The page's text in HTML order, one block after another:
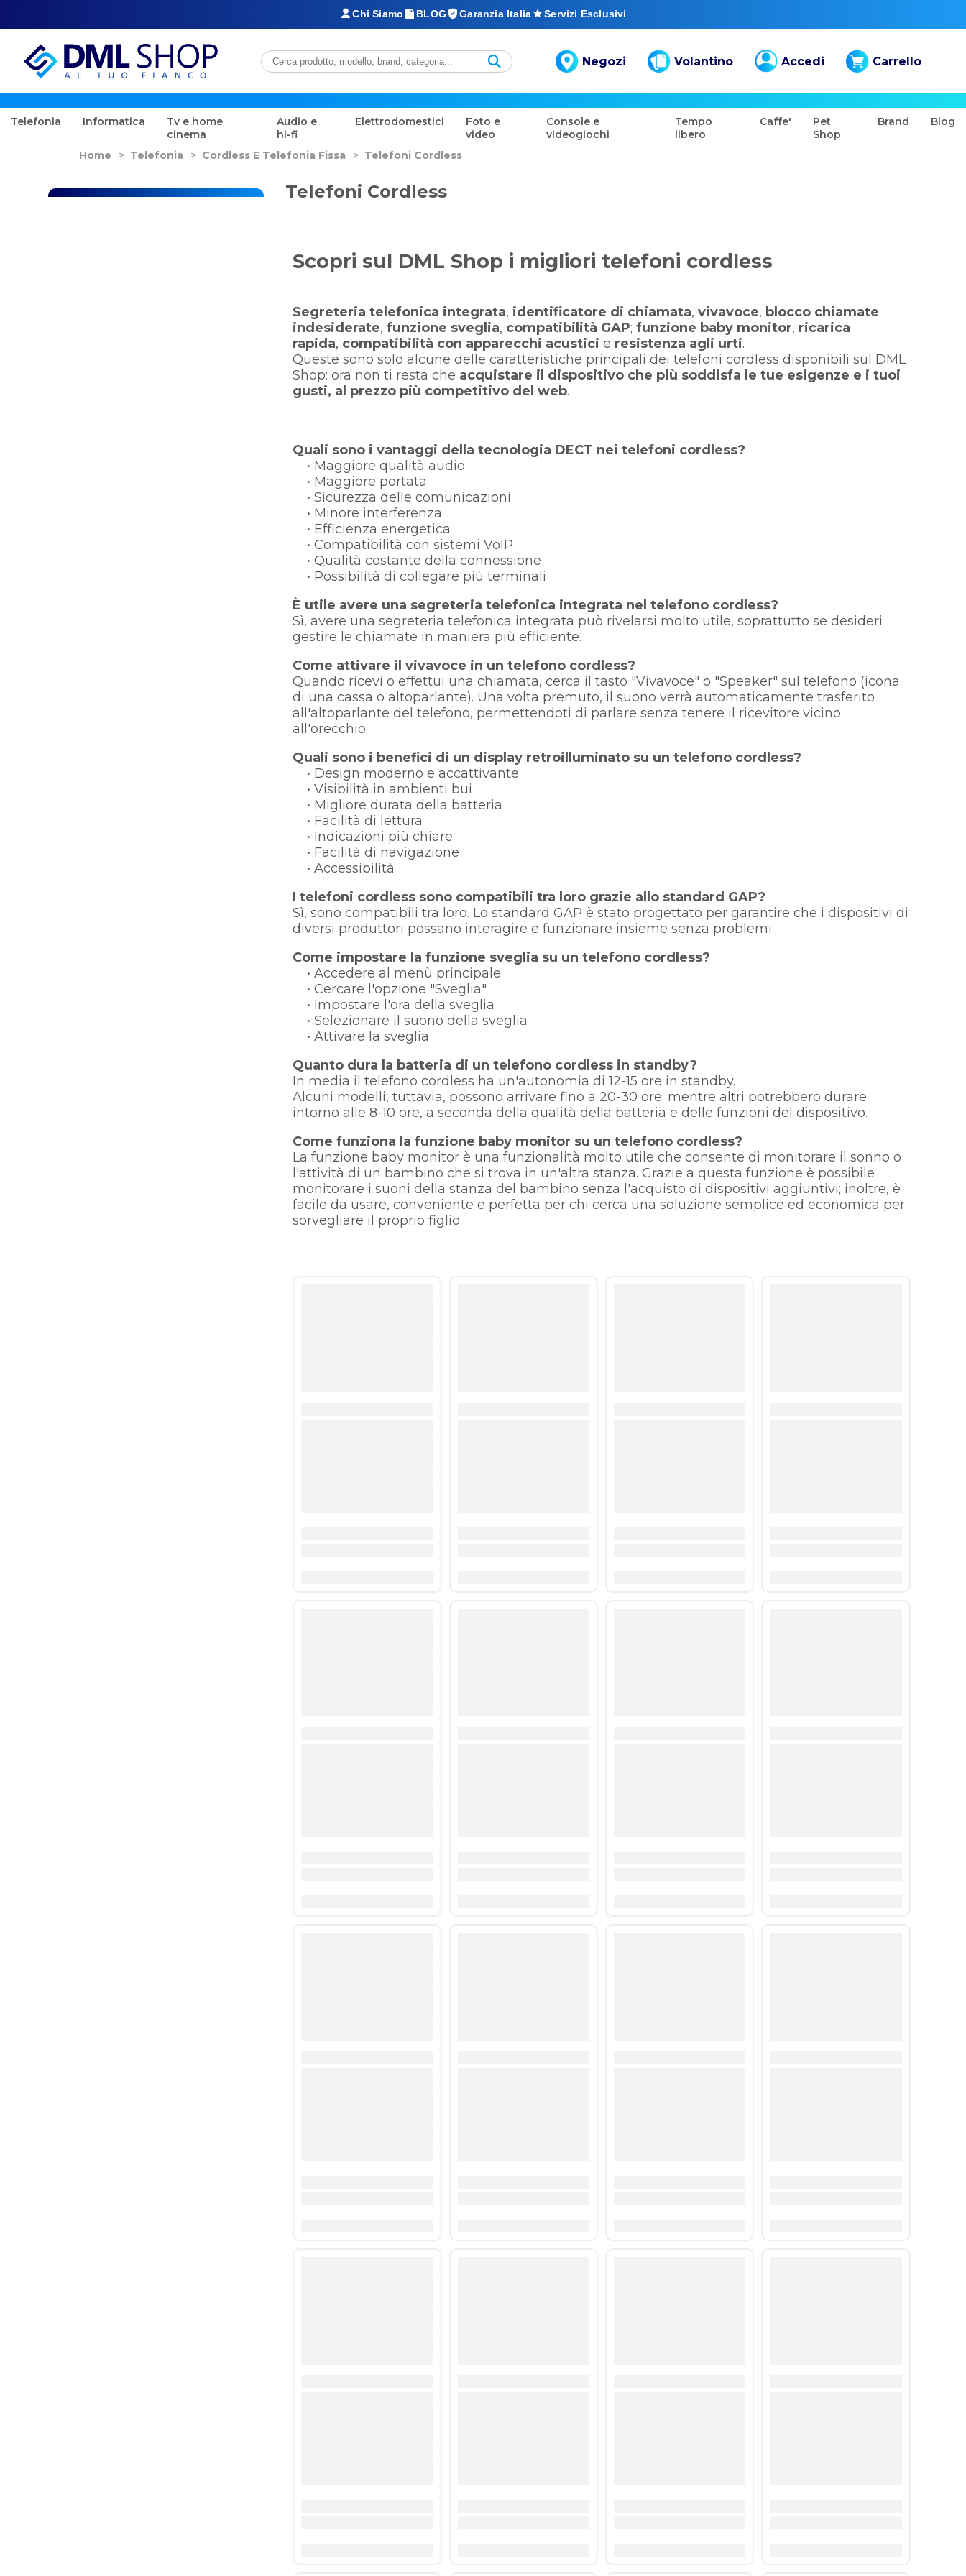
Chi Siamo BLOG Garanzia Italia Servizi Esclusivi
Negozi Volantino Accedi Carrello
Telefonia Informatica
Tv e home
cinema
Audio e
hi-fi
Elettrodomestici
Foto e
video
Console e
videogiochi
Tempo
libero
Caffe'
Pet
Shop
Brand Blog
Home > Telefonia > Cordless E Telefonia Fissa > Telefoni Cordless
Telefoni Cordless
Scopri sul DML Shop i migliori telefoni cordless
Segreteria telefonica integrata, identificatore di chiamata,vivavoce, blocco chiamate
indesiderate,funzione sveglia, compatibilità GAP;funzione baby monitor, ricarica
rapida, compatibilità con apparecchi acustici e resistenza agli urti.
Queste sono solo alcune delle caratteristiche principali dei telefoni cordless disponibili sul DML
Shop: ora non ti resta che acquistare il dispositivo che più soddisfa le tue esigenze e i tuoi
gusti, al prezzo più competitivo del web.
Quali sono i vantaggi della tecnologia DECT nei telefoni cordless?
• Maggiore qualità audio
• Maggiore portata
• Sicurezza delle comunicazioni
• Minore interferenza
• Efficienza energetica
• Compatibilità con sistemi VoIP
• Qualità costante della connessione
• Possibilità di collegare più terminali
È utile avere una segreteria telefonica integrata nel telefono cordless?
Sì, avere una segreteria telefonica integrata può rivelarsi molto utile, soprattutto se desideri
gestire le chiamate in maniera più efficiente.
Come attivare il vivavoce in un telefono cordless?
Quando ricevi o effettui una chiamata, cerca il tasto "Vivavoce" o "Speaker" sul telefono (icona
di una cassa o altoparlante). Una volta premuto, il suono verrà automaticamente trasferito
all'altoparlante del telefono, permettendoti di parlare senza tenere il ricevitore vicino
all'orecchio.
Quali sono i benefici di un display retroilluminato su un telefono cordless?
• Design moderno e accattivante
• Visibilità in ambienti bui
• Migliore durata della batteria
• Facilità di lettura
• Indicazioni più chiare
• Facilità di navigazione
• Accessibilità
I telefoni cordless sono compatibili tra loro grazie allo standard GAP?
Sì, sono compatibili tra loro. Lo standard GAP è stato progettato per garantire che i dispositivi di
diversi produttori possano interagire e funzionare insieme senza problemi.
Come impostare la funzione sveglia su un telefono cordless?
• Accedere al menù principale
• Cercare l'opzione "Sveglia"
• Impostare l'ora della sveglia
• Selezionare il suono della sveglia
• Attivare la sveglia
Quanto dura la batteria di un telefono cordless in standby?
In media il telefono cordless ha un'autonomia di 12-15 ore in standby.
Alcuni modelli, tuttavia, possono arrivare fino a 20-30 ore; mentre altri potrebbero durare
intorno alle 8-10 ore, a seconda della qualità della batteria e delle funzioni del dispositivo.
Come funziona la funzione baby monitor su un telefono cordless?
La funzione baby monitor è una funzionalità molto utile che consente di monitorare il sonno o
l'attività di un bambino che si trova in un'altra stanza. Grazie a questa funzione è possibile
monitorare i suoni della stanza del bambino senza l'acquisto di dispositivi aggiuntivi; inoltre, è
facile da usare, conveniente e perfetta per chi cerca una soluzione semplice ed economica per
sorvegliare il proprio figlio.